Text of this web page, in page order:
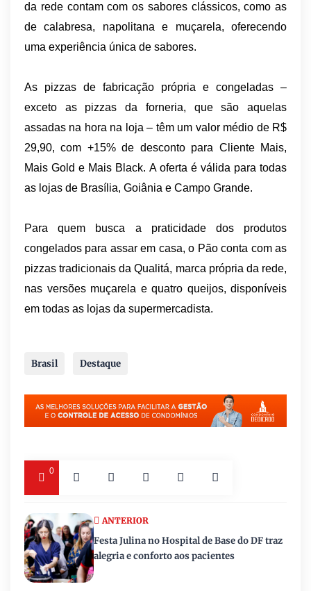
da rede contam com os sabores clássicos, como as
de calabresa, napolitana e muçarela, oferecendo
uma experiência única de sabores.
As pizzas de fabricação própria e congeladas –
exceto as pizzas da forneria, que são aquelas
assadas na hora na loja – têm um valor médio de R$
29,90, com +15% de desconto para Cliente Mais,
Mais Gold e Mais Black. A oferta é válida para todas
as lojas de Brasília, Goiânia e Campo Grande.
Para quem busca a praticidade dos produtos
congelados para assar em casa, o Pão conta com as
pizzas tradicionais da Qualitá, marca própria da rede,
nas versões muçarela e quatro queijos, disponíveis
em todas as lojas da supermercadista.
Brasil Destaque
0
ANTERIOR
Festa Julina no Hospital de Base do DF traz
alegria e conforto aos pacientes